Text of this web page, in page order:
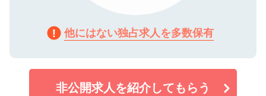
他にはない独占求人を多数保有
非公開求人を紹介してもらう